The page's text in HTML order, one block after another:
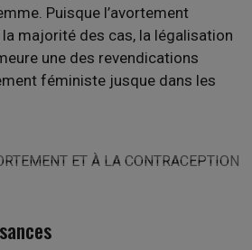
Puisque l’avortement
majorité des cas, la légalisation
une des revendications
féministe jusque dans les